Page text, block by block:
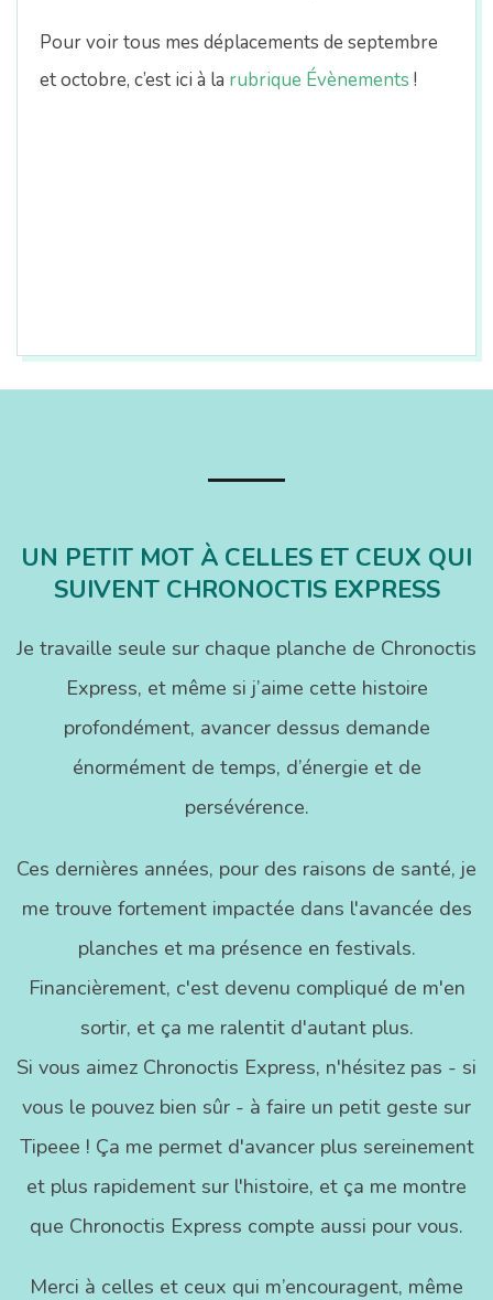
Pour voir tous mes déplacements de septembre
et octobre, c’est ici à la rubrique Évènements !
UN PETIT MOT À CELLES ET CEUX QUI
SUIVENT CHRONOCTIS EXPRESS
Je travaille seule sur chaque planche de Chronoctis
Express, et même si j’aime cette histoire
profondément, avancer dessus demande
énormément de temps, d’énergie et de
persévérence.
Ces dernières années, pour des raisons de santé, je
me trouve fortement impactée dans l'avancée des
planches et ma présence en festivals.
Financièrement, c'est devenu compliqué de m'en
sortir, et ça me ralentit d'autant plus.
Si vous aimez Chronoctis Express, n'hésitez pas - si
vous le pouvez bien sûr - à faire un petit geste sur
Tipeee ! Ça me permet d'avancer plus sereinement
et plus rapidement sur l'histoire, et ça me montre
que Chronoctis Express compte aussi pour vous.
Merci à celles et ceux qui m’encouragent, même